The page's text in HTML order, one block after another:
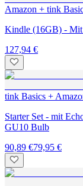
Amazon + tink
Kindle (16GB) -
127,94 €
tink Basics +
Starter Set - mit
GU10 Bulb
90,89 €79,95 €